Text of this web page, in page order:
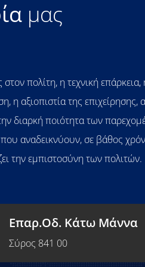
μας
πολίτη, η τεχνική επάρκεια,
η αξιοπιστία της επιχείρησης,
διαρκή ποιότητα των
που αναδεικνύουν, σε βάθος
την εμπιστοσύνη των πολιτών.
Κλεινεις το
και σύγχρονο
και αξιόπιστος
Μάγδα Γκόγκα
Επαρ.Οδ. Κάτω Μάννα
Σύρος 841 00